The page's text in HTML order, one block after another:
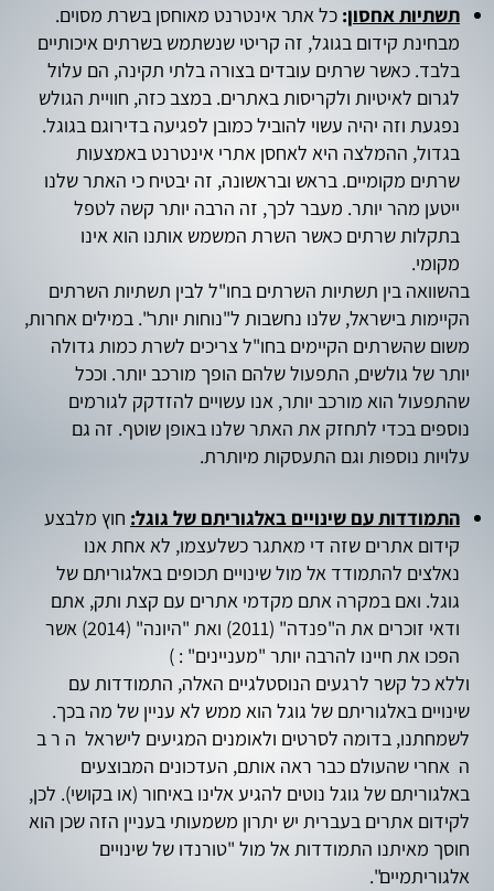
תשתיות אחסון: כל אתר אינטרנט מאוחסן בשרת מסוים.
מבחינת קידום בגוגל, זה קריטי שנשתמש בשרתים איכותיים
בלבד. כאשר שרתים עובדים בצורה בלתי תקינה, הם עלול
לגרום לאיטיות ולקריסות באתרים. במצב כזה, חוויית הגולש
נפגעת וזה יהיה עשוי להוביל כמובן לפגיעה בדירוגם בגוגל.
בגדול, ההמלצה היא לאחסן אתרי אינטרנט באמצעות
שרתים מקומיים. בראש ובראשונה, זה יבטיח כי האתר שלנו
ייטען מהר יותר. מעבר לכך, זה הרבה יותר קשה לטפל
בתקלות שרתים כאשר השרת המשמש אותנו הוא אינו
מקומי.
בהשוואה בין תשתיות השרתים בחו"ל לבין תשתיות השרתים
הקיימות בישראל, שלנו נחשבות ל"נוחות יותר". במילים אחרות,
משום שהשרתים הקיימים בחו"ל צריכים לשרת כמות גדולה
יותר של גולשים, התפעול שלהם הופך מורכב יותר. וככל
שהתפעול הוא מורכב יותר, אנו עשויים להזדקק לגורמים
נוספים בכדי לתחזק את האתר שלנו באופן שוטף. זה גם
עלויות נוספות וגם התעסקות מיותרת.
התמודדות עם שינויים באלגוריתם של גוגל: חוץ מלבצע
קידום אתרים שזה די מאתגר כשלעצמו, לא אחת אנו
נאלצים להתמודד אל מול שינויים תכופים באלגוריתם של
גוגל. ואם במקרה אתם מקדמי אתרים עם קצת ותק, אתם
ודאי זוכרים את ה"פנדה" (2011) ואת "היונה" (2014) אשר
הפכו את חיינו להרבה יותר "מעניינים" : )
וללא כל קשר לרגעים הנוסטלגיים האלה, התמודדות עם
שינויים באלגוריתם של גוגל הוא ממש לא עניין של מה בכך.
לשמחתנו, בדומה לסרטים ולאומנים המגיעים לישראל ה ר ב
ה אחרי שהעולם כבר ראה אותם, העדכונים המבוצעים
באלגוריתם של גוגל נוטים להגיע אלינו באיחור (או בקושי). לכן,
לקידום אתרים בעברית יש יתרון משמעותי בעניין הזה שכן הוא
חוסך מאיתנו התמודדות אל מול "טורנדו של שינויים
אלגוריתמיים".